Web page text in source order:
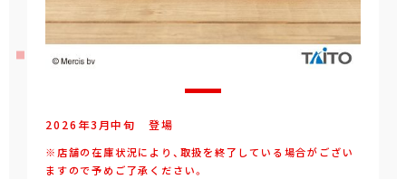
2026年3 月中旬 登場
※店舗の在庫状況により、取扱を終了している場合がござい
ますので予めご了承ください。